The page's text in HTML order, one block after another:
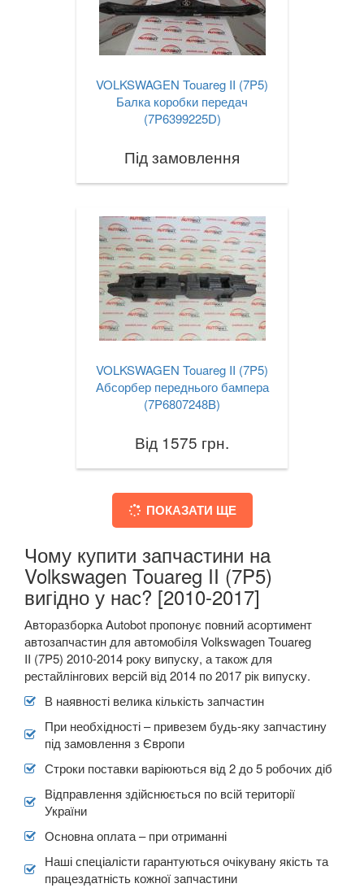
VOLKSWAGEN Touareg II (7P5)
Балка коробки передач
(7P6399225D)
Під замовлення
VOLKSWAGEN Touareg II (7P5)
Абсорбер переднього бампера
(7P6807248B)
Від 1575 грн.
ПОКАЗАТИ ЩЕ
Чому купити запчастини на
Volkswagen Touareg II (7P5)
вигідно у нас? [2010-2017]
Авторазборка Autobot пропонує повний асортимент
автозапчастин для автомобіля Volkswagen Touareg
II (7P5) 2010-2014 року випуску, а також для
рестайлінгових версій від 2014 по 2017 рік випуску.
В наявності велика кількість запчастин
При необхідності – привезем будь-яку запчастину
під замовлення з Європи
Строки поставки варіюються від 2 до 5 робочих діб
Відправлення здійснюється по всій території
України
Основна оплата – при отриманні
Наші спеціалісти гарантуються очікувану якість та
працездатність кожної запчастини